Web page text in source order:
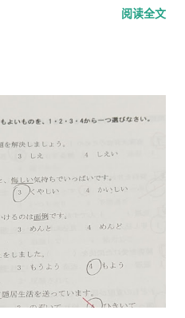
たな、猛暑日なんだ。 ２．
は、お花見行かないんだ。 答
しゅっしゃ） は 遅め なんです
比較的遅くすること） M：
朝食をとります。 ２．ええ、
３．ええ、仕事が 立て込んで
） 答えは２番です。 ４番
あることを隠して、お仕事を
Why did you do your job and
阅读全文